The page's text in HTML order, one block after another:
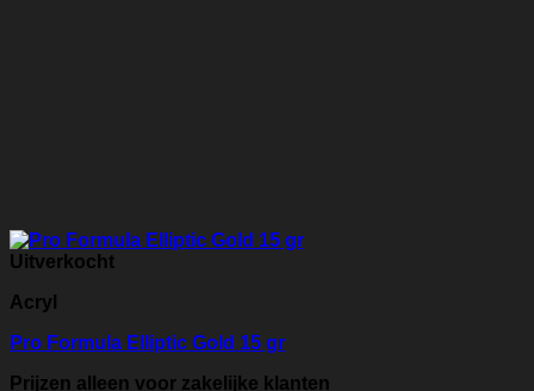
Uitverkocht
Acryl
Pro Formula Elliptic Gold 15 gr
Prijzen alleen voor zakelijke klanten